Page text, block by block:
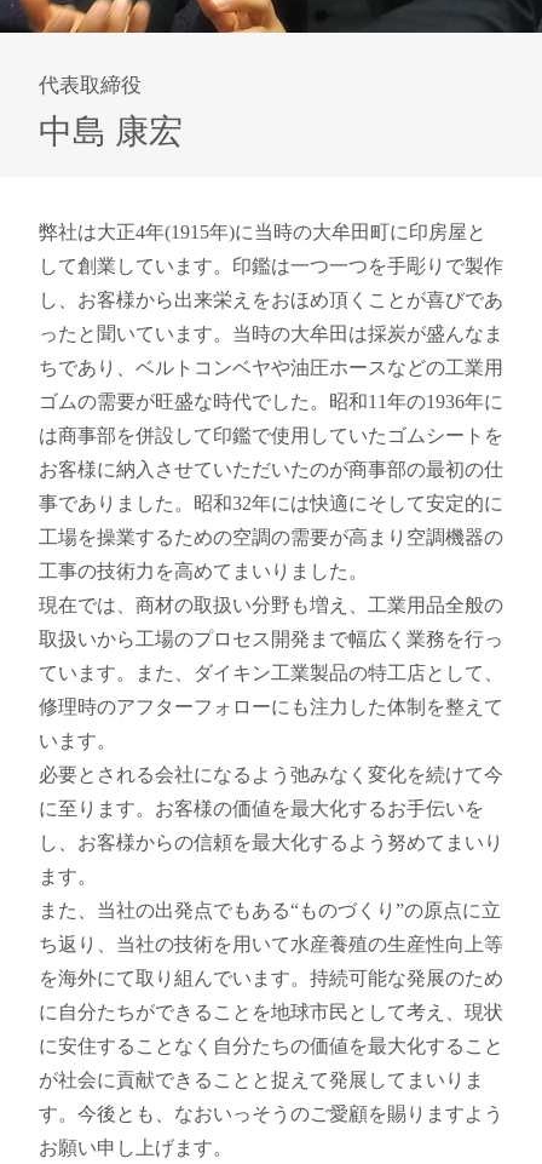
代表取締役
中島 康宏
弊社は大正4年(1915年)に当時の大牟田町に印房屋と
して創業しています。印鑑は一つ一つを手彫りで製作
し、お客様から出来栄えをおほめ頂くことが喜びであ
ったと聞いています。当時の大牟田は採炭が盛んなま
ちであり、ベルトコンベヤや油圧ホースなどの工業用
ゴムの需要が旺盛な時代でした。昭和11年の1936年に
は商事部を併設して印鑑で使用していたゴムシートを
お客様に納入させていただいたのが商事部の最初の仕
事でありました。昭和32年には快適にそして安定的に
工場を操業するための空調の需要が高まり空調機器の
工事の技術力を高めてまいりました。
現在では、商材の取扱い分野も増え、工業用品全般の
取扱いから工場のプロセス開発まで幅広く業務を行っ
ています。また、ダイキン工業製品の特工店として、
修理時のアフターフォローにも注力した体制を整えて
います。
必要とされる会社になるよう弛みなく変化を続けて今
に至ります。お客様の価値を最大化するお手伝いを
し、お客様からの信頼を最大化するよう努めてまいり
ます。
また、当社の出発点でもある“ものづくり”の原点に立
ち返り、当社の技術を用いて水産養殖の生産性向上等
を海外にて取り組んでいます。持続可能な発展のため
に自分たちができることを地球市民として考え、現状
に安住することなく自分たちの価値を最大化すること
が社会に貢献できることと捉えて発展してまいりま
す。今後とも、なおいっそうのご愛顧を賜りますよう
お願い申し上げます。